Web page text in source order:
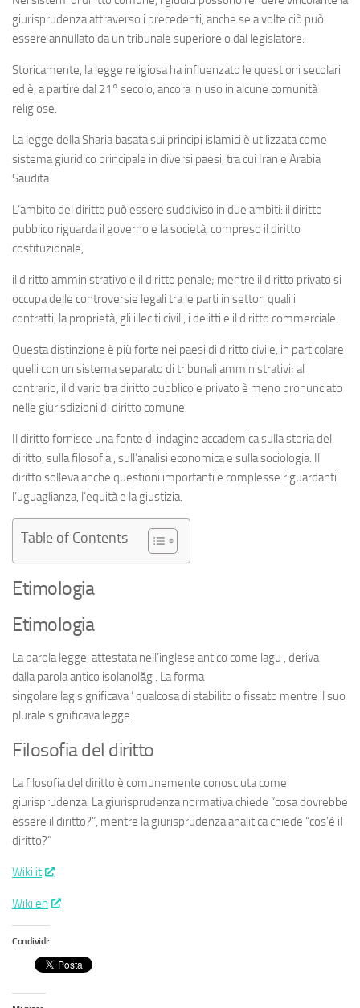
giurisprudenza attraverso i precedenti, anche se a volte ciò può
essere annullato da un tribunale superiore o dal legislatore.
Storicamente, la legge religiosaha influenzato le questioni secolari
ed è, a partire dal 21° secolo, ancora in uso in alcune comunità
religiose.
La legge della Shariabasata sui principi islamici è utilizzata come
sistema giuridico principale in diversi paesi, tra cui Iran e Arabia
Saudita.
L’ambito del diritto può essere suddiviso in due ambiti: il diritto
pubblico riguarda il governo e la società, compreso il diritto
costituzionale,
il diritto amministrativo e il diritto penale; mentre il diritto privato si
occupa delle controversie legali tra le parti in settori quali i
contratti, la proprietà, gli illeciti civili, i delitti e il diritto commerciale.
Questa distinzione è più forte nei paesi di diritto civile, in particolare
quelli con un sistema separato di tribunali amministrativi; al
contrario, il divario tra diritto pubblico e privato è meno pronunciato
nelle giurisdizioni di diritto comune.
Il diritto fornisce una fonte di indagine accademica sullastoria del
diritto, sulla filosofia, sull’analisi economicae sulla sociologia. Il
diritto solleva anche questioni importanti e complesse riguardanti
l’uguaglianza, l’equità e la giustizia.
Table of Contents
Etimologia
Etimologia
La parolalegge, attestatanell’inglese antico come lagu , deriva
dalla parolaantico isolanolăg . La forma
singolare lagsignificava‘qualcosa di stabilito o fissato mentre il suo
plurale significava legge.
Filosofia del diritto
La filosofia del diritto è comunemente conosciuta come
giurisprudenza. La giurisprudenza normativa chiede “cosa dovrebbe
essere il diritto?”, mentre la giurisprudenza analitica chiede “cos’è il
diritto?”
Wiki it
Wiki en
Condividi: